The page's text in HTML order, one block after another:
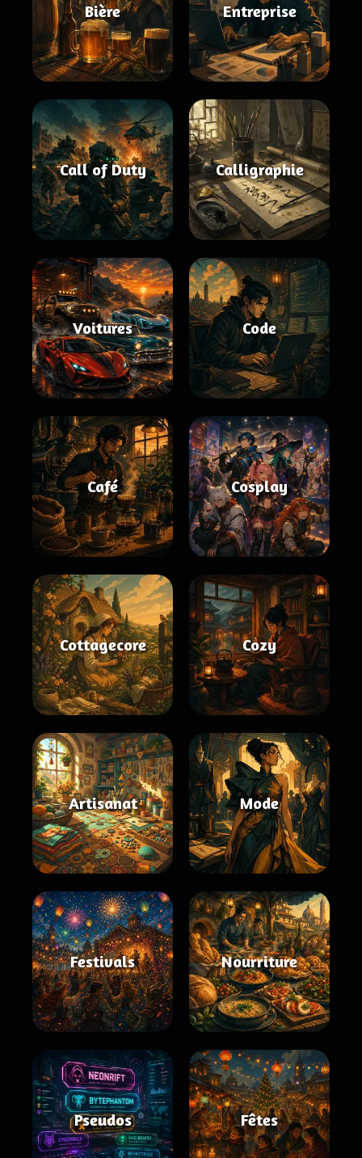
Bière Entreprise
Call of Duty Calligraphie
Voitures Code
Café Cosplay
Cottagecore Cozy
Artisanat Mode
Festivals Nourriture
Pseudos Fêtes